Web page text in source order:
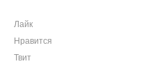
Лайк
Нравится
Твит